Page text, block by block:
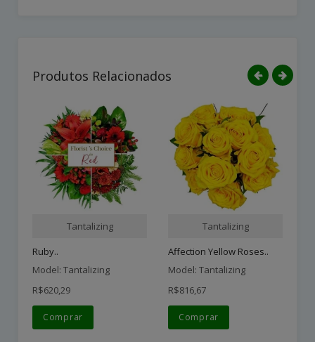
Produtos Relacionados
Tantalizing
Ruby..
Model: Tantalizing
R$620,29
Comprar
Tantalizing
Affection Yellow Roses..
Model: Tantalizing
R$816,67
Comprar